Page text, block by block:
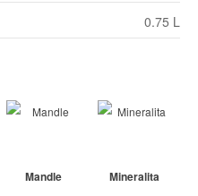
0.75 L
Mandle Mineralita